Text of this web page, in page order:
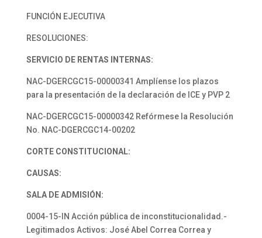
FUNCIÓN EJECUTIVA
RESOLUCIONES:
SERVICIO DE RENTAS INTERNAS:
NAC-DGERCGC15-00000341 Amplíense los plazos
para la presentación de la declaración de ICE y PVP 2
NAC-DGERCGC15-00000342 Refórmese la Resolución
No. NAC-DGERCGC14-00202
CORTE CONSTITUCIONAL:
CAUSAS:
SALA DE ADMISIÓN:
0004-15-IN Acción pública de inconstitucionalidad.-
Legitimados Activos: José Abel Correa Correa y